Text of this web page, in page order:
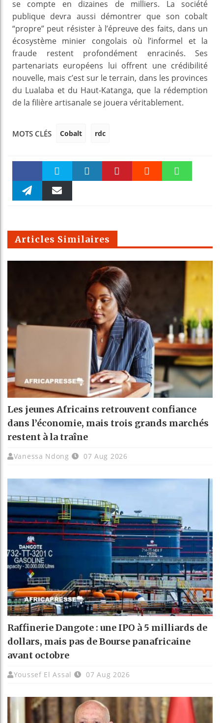
se compte en dizaines de milliers. La société
publique devra aussi démontrer que son cobalt
“propre” peut résister à l’épreuve des faits, dans un
écosystème minier congolais où l’informel et la
fraude restent profondément enracinés. Ses
partenariats européens lui offrent une crédibilité
nouvelle, mais c’est sur le terrain, dans les provinces
du Lualaba et du Haut-Katanga, que la rédemption
de la filière artisanale se jouera véritablement.
MOTS CLÉS Cobalt rdc
Faceboo Twitter
m
Articles Similaires
Les jeunes Africains retrouvent confiance
dans l’économie, mais trois grands marchés
restent à la traîne
Vanessa Ndong 07 Aug 2026
Raffinerie Dangote : une IPO à 5 milliards de
dollars, mais pas de Bourse panafricaine
avant octobre
Youssef El Assal 07 Aug 2026